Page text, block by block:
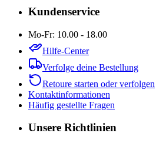
Kundenservice
Mo-Fr: 10.00 - 18.00
Hilfe-Center
Verfolge deine Bestellung
Retoure starten oder verfolgen
Kontaktinformationen
Häufig gestellte Fragen
Unsere Richtlinien